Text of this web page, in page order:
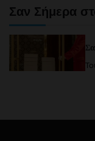
Σαν Σήμερα